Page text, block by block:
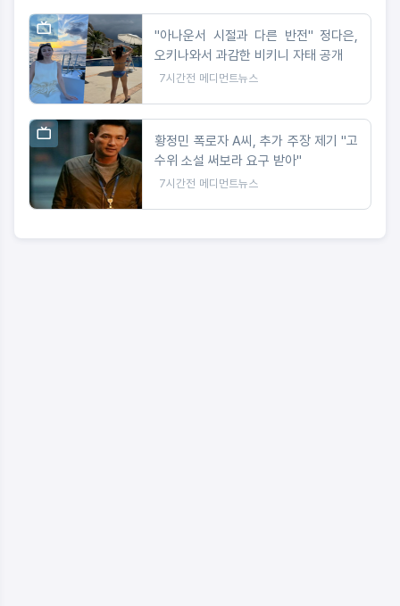
"아나운서 시절과 다른 반전" 정다은,
오키나와서 과감한 비키니 자태 공개
7시간전 메디먼트뉴스
황정민 폭로자 A씨, 추가 주장 제기 "고
수위 소설 써보라 요구 받아"
7시간전 메디먼트뉴스